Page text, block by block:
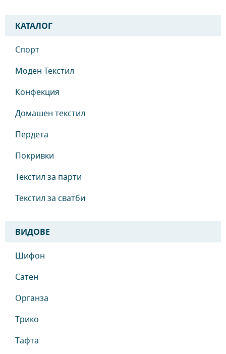
КАТАЛОГ
Спорт
Моден Текстил
Конфекция
Домашен текстил
Пердета
Покривки
Текстил за парти
Текстил за сватби
ВИДОВЕ
Шифон
Сатен
Органза
Трико
Тафта